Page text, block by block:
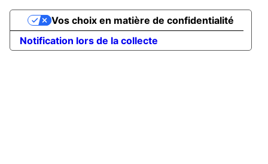
Notification lors de la collecte
Vos choix en matière de confidentialité